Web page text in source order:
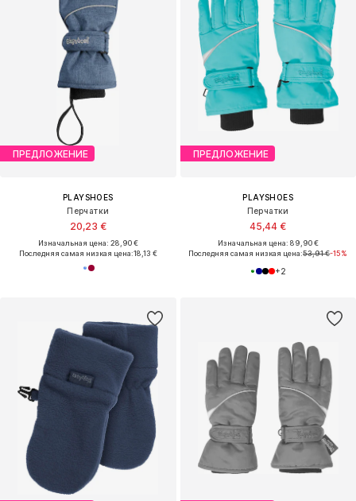
ПРЕДЛОЖЕНИЕ
PLAYSHOES
Перчатки
20,23 €
Изначальная цена: 28,90 €
Последняя самая низкая цена:18,13 €
ПРЕДЛОЖЕНИЕ
PLAYSHOES
Перчатки
45,44 €
Изначальная цена: 89,90 €
Последняя самая низкая цена:53,91 €-15%
+2